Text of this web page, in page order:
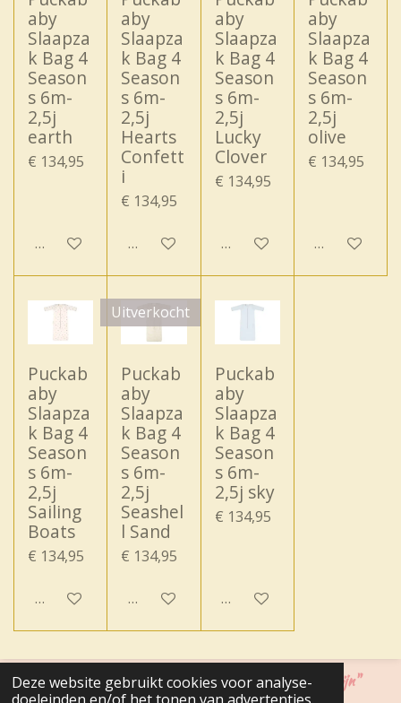
Deze website gebruikt cookies voor analyse-
aby
Slaapza
k Bag 4
Season
s 6m-
2,5j
earth
€ 134,95
In winkelwagen
aby
Slaapza
k Bag 4
Season
s 6m-
2,5j
Hearts
Confett
i
€ 134,95
Houd mij op de hoogte
aby
Slaapza
k Bag 4
Season
s 6m-
2,5j
Lucky
Clover
€ 134,95
In winkelwagen
aby
Slaapza
k Bag 4
Season
s 6m-
2,5j
olive
€ 134,95
In
Puckab
aby
Slaapza
k Bag 4
Season
s 6m-
2,5j
Sailing
Boats
€ 134,95
In winkelwagen
Uitverkocht
Puckab
aby
Slaapza
k Bag 4
Season
s 6m-
2,5j
Seashel
l Sand
€ 134,95
Houd mij op de hoogte
Puckab
aby
Slaapza
k Bag 4
Season
s 6m-
2,5j sky
€ 134,95
In winkelwagen
"Cadeautjes zijn fijn, maar mag het iets naar ons zin zijn"
© 2020 - 2026 Belle Molina